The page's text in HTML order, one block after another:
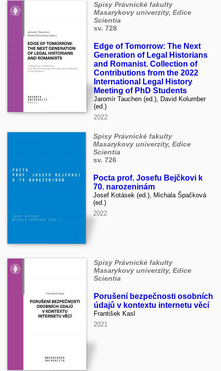
Spisy Právnické fakulty
Masarykovy univerzity, Edice
Scientia
sv. 728
Edge of Tomorrow: The Next
Generation of Legal Historians
and Romanist. Collection of
Contributions from the 2022
International Legal History
Meeting of PhD Students
Jaromír Tauchen (ed.), David Kolumber
(ed.)
2022
Spisy Právnické fakulty
Masarykovy univerzity, Edice
Scientia
sv. 726
Pocta prof. Josefu Bejčkovi k
70. narozeninám
Josef Kotásek (ed.), Michala Špačková
(ed.)
2022
Spisy Právnické fakulty
Masarykovy univerzity, Edice
Scientia
Porušení bezpečnosti osobních
údajů v kontextu internetu věcí
František Kasl
2021